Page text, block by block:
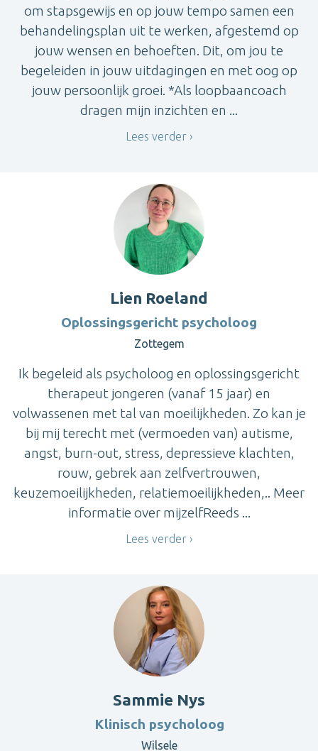
om stapsgewijs en op jouw tempo samen een
behandelingsplan uit te werken, afgestemd op
jouw wensen en behoeften. Dit, om jou te
begeleiden in jouw uitdagingen en met oog op
jouw persoonlijk groei. *Als loopbaancoach
dragen mijn inzichten en ...
Lees verder
Lien Roeland
Oplossingsgericht psycholoog
Zottegem
Ik begeleid als psycholoog en oplossingsgericht
therapeut jongeren (vanaf 15 jaar) en
volwassenen met tal van moeilijkheden. Zo kan je
bij mij terecht met (vermoeden van) autisme,
angst, burn-out, stress, depressieve klachten,
rouw, gebrek aan zelfvertrouwen,
keuzemoeilijkheden, relatiemoeilijkheden,.. Meer
informatie over mijzelfReeds ...
Lees verder
Sammie Nys
Klinisch psycholoog
Wilsele